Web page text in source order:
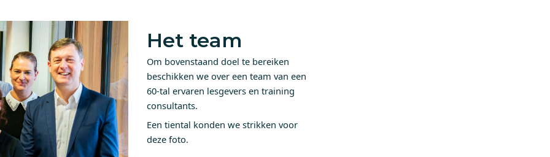
Het team
Om bovenstaand doel te bereiken
beschikken we over een team van een
60-tal ervaren lesgevers en training
consultants.
Een tiental konden we strikken voor
deze foto.